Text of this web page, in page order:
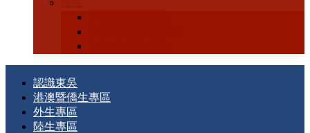
認識東吳
港澳暨僑生專區
外生專區
陸生專區